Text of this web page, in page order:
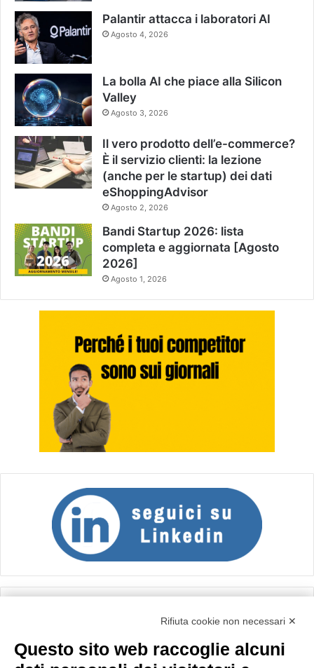
Palantir attacca i laboratori AI
Agosto 4, 2026
La bolla AI che piace alla Silicon
Valley
Agosto 3, 2026
Il vero prodotto dell’e-commerce?
È il servizio clienti: la lezione
(anche per le startup) dei dati
eShoppingAdvisor
Agosto 2, 2026
Bandi Startup 2026: lista
completa e aggiornata [Agosto
2026]
Agosto 1, 2026
Importo netto (€):
Rifiuta cookie non necessari ✕
Questo sito web raccoglie alcuni